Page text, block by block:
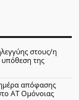
στους/η
υπόθεση της
απόφασης
ΑΤ Ομόνοιας